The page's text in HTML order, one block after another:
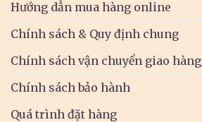
Hướng dẫn mua hàng online
Chính sách & Quy định chung
Chính sách vận chuyển giao hàng
Chính sách bảo hành
Quá trình đặt hàng